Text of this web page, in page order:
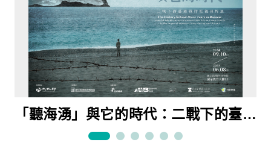
「聽海湧」與它的時代：二戰下的臺籍
戰俘監視員特展
當我們望春風：臺灣流行音樂90年特展
快慢之間：臺灣鐵道旅行特展
原民、漢人、官府的交織「物」語：故
宮、臺博、臺史博三館聯展
樂為世界人—臺灣文化協會百年特展
東亞體育世界的臺日運動交流國際展